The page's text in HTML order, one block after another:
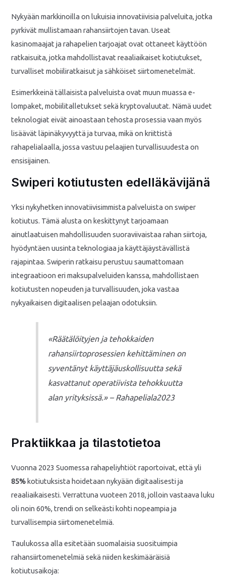
Nykyään markkinoilla on lukuisia innovatiivisia palveluita, jotka
pyrkivät mullistamaan rahansiirtojen tavan. Useat
kasinomaajat ja rahapelien tarjoajat ovat ottaneet käyttöön
ratkaisuita, jotka mahdollistavat reaaliaikaiset kotiutukset,
turvalliset mobiiliratkaisut ja sähköiset siirtomenetelmät.
Esimerkkeinä tällaisista palveluista ovat muun muassa e-
lompaket, mobiilitalletukset sekä kryptovaluutat. Nämä uudet
teknologiat eivät ainoastaan tehosta prosessia vaan myös
lisäävät läpinäkyvyyttä ja turvaa, mikä on kriittistä
rahapelialaalla, jossa vastuu pelaajien turvallisuudesta on
ensisijainen.
Swiperi kotiutusten edelläkävijänä
Yksi nykyhetken innovatiivisimmista palveluista on swiper
kotiutus. Tämä alusta on keskittynyt tarjoamaan
ainutlaatuisen mahdollisuuden suoraviivaistaa rahan siirtoja,
hyödyntäen uusinta teknologiaa ja käyttäjäystävällistä
rajapintaa. Swiperin ratkaisu perustuu saumattomaan
integraatioon eri maksupalveluiden kanssa, mahdollistaen
kotiutusten nopeuden ja turvallisuuden, joka vastaa
nykyaikaisen digitaalisen pelaajan odotuksiin.
«Räätälöityjen ja tehokkaiden
rahansiirtoprosessien kehittäminen on
syventänyt käyttäjäuskollisuutta sekä
kasvattanut operatiivista tehokkuutta
alan yrityksissä.» – Rahapeliala2023
Praktiikkaa ja tilastotietoa
Vuonna 2023 Suomessa rahapeliyhtiöt raportoivat, että yli
85% kotiutuksista hoidetaan nykyään digitaalisesti ja
reaaliaikaisesti. Verrattuna vuoteen 2018, jolloin vastaava luku
oli noin 60%, trendi on selkeästi kohti nopeampia ja
turvallisempia siirtomenetelmiä.
Taulukossa alla esitetään suomalaisia suosituimpia
rahansiirtomenetelmiä sekä niiden keskimääräisiä
kotiutusaikoja: